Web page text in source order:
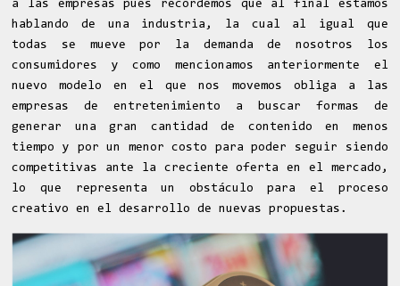
a las empresas pues recordemos que al final estamos
hablando de una industria, la cual al igual que
todas se mueve por la demanda de nosotros los
consumidores y como mencionamos anteriormente el
nuevo modelo en el que nos movemos obliga a las
empresas de entretenimiento a buscar formas de
generar una gran cantidad de contenido en menos
tiempo y por un menor costo para poder seguir siendo
competitivas ante la creciente oferta en el mercado,
lo que representa un obstáculo para el proceso
creativo en el desarrollo de nuevas propuestas.